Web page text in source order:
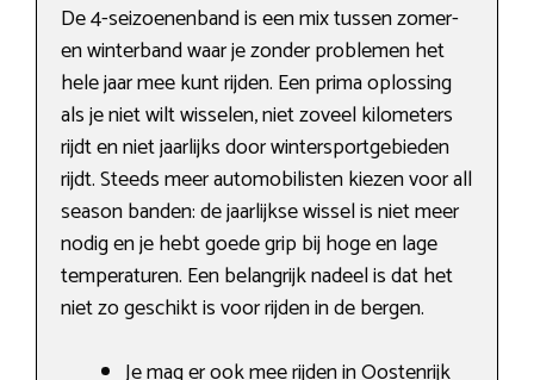
De 4-seizoenenband is een mix tussen zomer-
en winterband waar je zonder problemen het
hele jaar mee kunt rijden. Een prima oplossing
als je niet wilt wisselen, niet zoveel kilometers
rijdt en niet jaarlijks door wintersportgebieden
rijdt. Steeds meer automobilisten kiezen voor all
season banden: de jaarlijkse wissel is niet meer
nodig en je hebt goede grip bij hoge en lage
temperaturen. Een belangrijk nadeel is dat het
niet zo geschikt is voor rijden in de bergen.